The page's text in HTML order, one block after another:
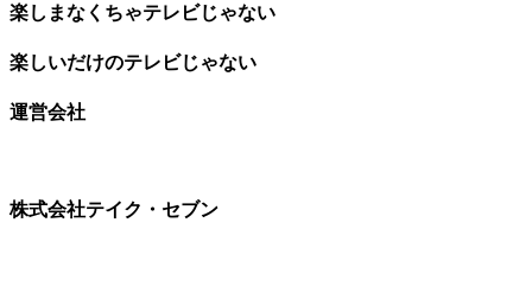
楽しまなくちゃテレビじゃない
楽しいだけのテレビじゃない
運営会社
株式会社テイク・セブン